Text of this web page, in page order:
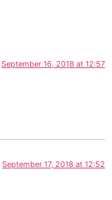
September 16, 2018 at 12:57
September 17, 2018 at 12:52